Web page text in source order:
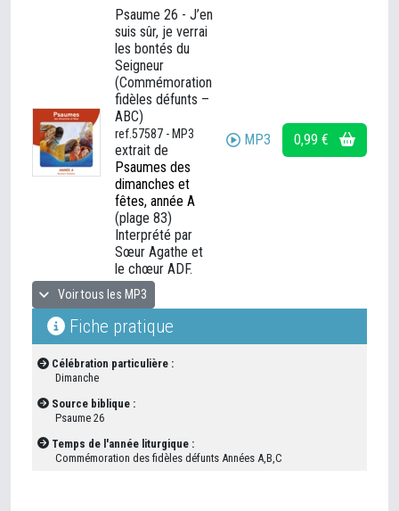
Psaume 26 - J’en
suis sûr, je verrai
les bontés du
Seigneur
(Commémoration
fidèles défunts –
ABC)
ref.57587 - MP3
extrait de
Psaumes des
dimanches et
fêtes, année A
(plage 83)
Interprété par
Sœur Agathe et
le chœur ADF.
MP3 0,99 €
Voir tous les MP3
Fiche pratique
Célébration particulière :
Dimanche
Source biblique :
Psaume 26
Temps de l'année liturgique :
Commémoration des fidèles défunts Années A,B,C